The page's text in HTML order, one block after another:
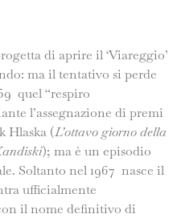
di aprire il ‘Viareggio’
ma il tentativo si perde
quel “respiro
l’assegnazione di premi
Hlaska (L’ottavo giorno della
); ma è un episodio
Soltanto nel 1967 nasce il
ufficialmente
il nome definitivo di